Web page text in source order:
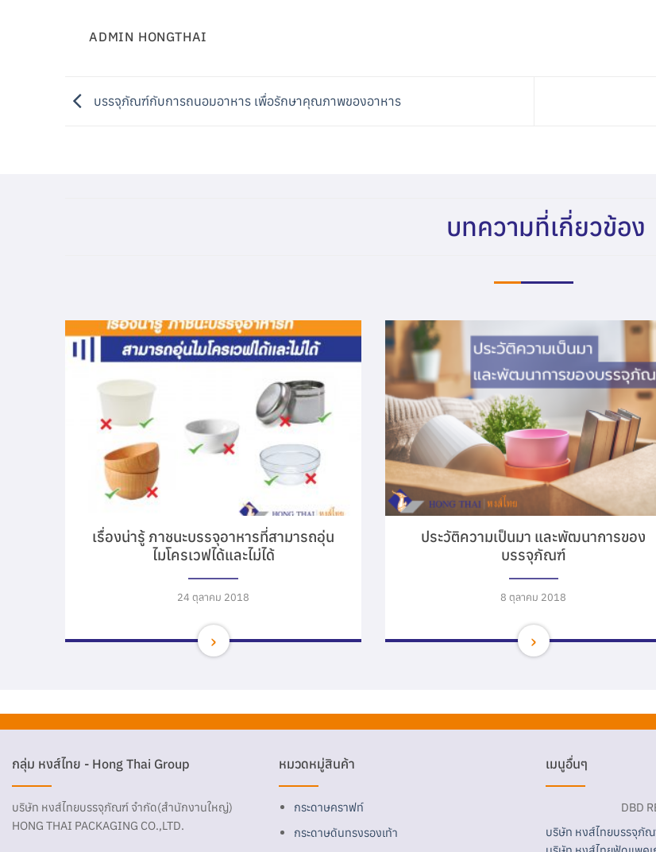
ADMIN HONGTHAI
บรรจุภัณฑ์กับการถนอมอาหาร เพื่อรักษาคุณภาพของอาหาร
บทความที่เกี่ยวข้อง
เรื่องน่ารู้ ภาชนะบรรจุอาหารที่สามารถอุ่น
ไมโครเวฟได้และไม่ได้
24 ตุลาคม 2018
ประวัติความเป็นมา และพัฒนาการของ
บรรจุภัณฑ์
8 ตุลาคม 2018
กลุ่ม หงส์ไทย - Hong Thai Group
บริษัท หงส์ไทยบรรจุภัณฑ์ จำกัด(สำนักงานใหญ่)
HONG THAI PACKAGING CO.,LTD.
หมวดหมู่สินค้า
กระดาษคราฟท์
กระดาษดันทรงรองเท้า
เมนูอื่นๆ
DBD
บริษัท หงส์ไทยบรรจุภั